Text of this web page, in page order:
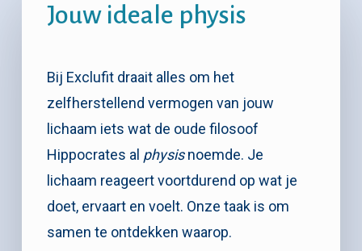
Jouw ideale physis
Bij Exclufit draait alles om het
zelfherstellend vermogen van jouw
lichaam iets wat de oude filosoof
Hippocrates al physisnoemde. Je
lichaam reageert voortdurend op wat je
doet, ervaart en voelt. Onze taak is om
samen te ontdekken waarop.